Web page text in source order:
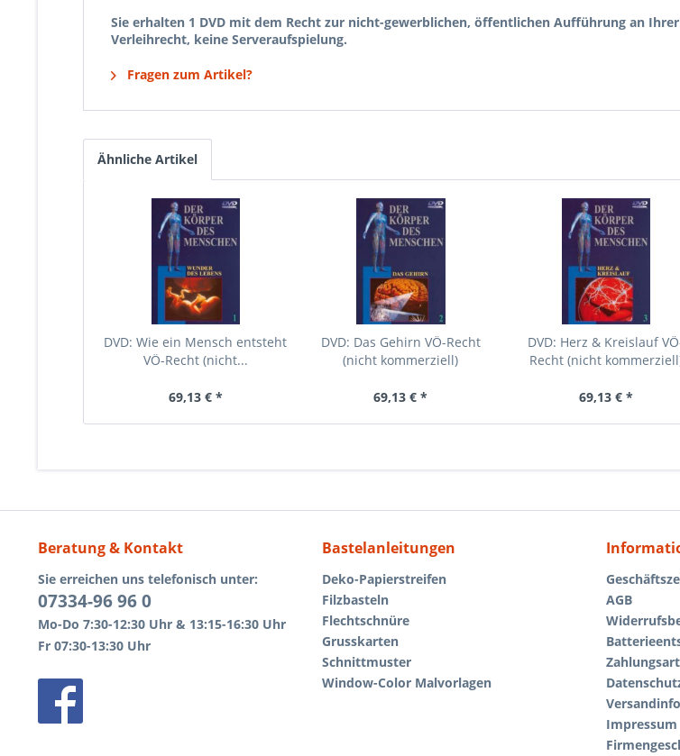
Sie erhalten 1 DVD mit dem Recht zur nicht-gewerblichen, öffentlichen Aufführung an
Verleihrecht, keine Serveraufspielung.
Fragen zum Artikel?
Ähnliche Artikel
DVD: Wie ein Mensch entsteht
VÖ-Recht (nicht...
69,13 € *
DVD: Das Gehirn VÖ-Recht
(nicht kommerziell)
69,13 € *
DVD: Herz & Kreislauf
Recht (nicht
69,13 € *
Beratung & Kontakt
Sie erreichen uns telefonisch unter:
07334-96 96 0
Mo-Do 7:30-12:30 Uhr & 13:15-16:30 Uhr
Fr 07:30-13:30 Uhr
Bastelanleitungen
Deko-Papierstreifen
Filzbasteln
Flechtschnüre
Grusskarten
Schnittmuster
Window-Color Malvorlagen
AGB
Impressum